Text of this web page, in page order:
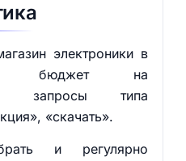
электроники в
бюджет на
запросы типа
«скачать».
и регулярно